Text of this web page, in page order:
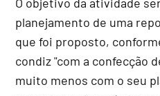
planejamento de uma
que foi proposto,
condiz "com a confecção
muito menos com o seu